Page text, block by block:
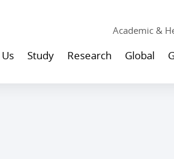
Academic &
Study Research Global